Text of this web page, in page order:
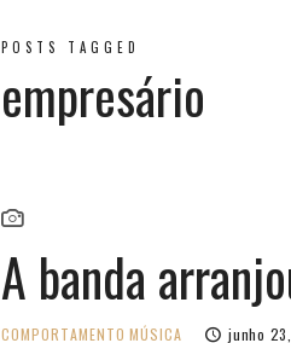
POSTS TAGGED
empresário
A banda
COMPORTAMENTO MÚSICA junho